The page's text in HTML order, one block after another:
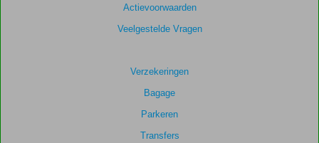
Actievoorwaarden
Veelgestelde Vragen
Verzekeringen
Bagage
Parkeren
Transfers